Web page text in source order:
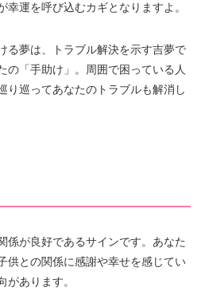
運を呼び込むカギとなりますよ。
る夢は、トラブル解決を示す吉夢で
の「手助け」。周囲で困っている人
り巡ってあなたのトラブルも解消し
係が良好であるサインです。あなた
供との関係に感謝や幸せを感じてい
があります。